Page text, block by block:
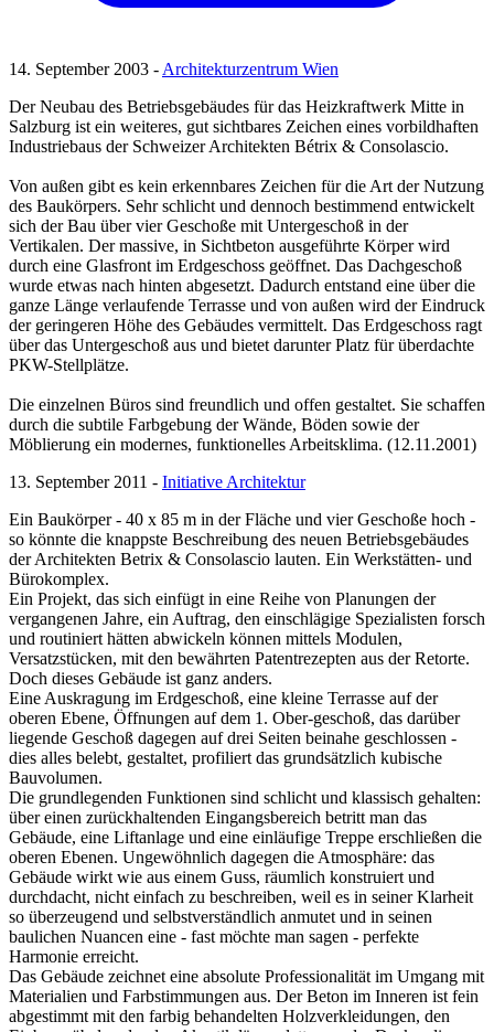
14. September 2003 -Architekturzentrum Wien
Der Neubau des Betriebsgebäudes für das Heizkraftwerk Mitte in
Salzburg ist ein weiteres, gut sichtbares Zeichen eines vorbildhaften
Industriebaus der Schweizer Architekten Bétrix & Consolascio.
Von außen gibt es kein erkennbares Zeichen für die Art der Nutzung
des Baukörpers. Sehr schlicht und dennoch bestimmend entwickelt
sich der Bau über vier Geschoße mit Untergeschoß in der
Vertikalen. Der massive, in Sichtbeton ausgeführte Körper wird
durch eine Glasfront im Erdgeschoss geöffnet. Das Dachgeschoß
wurde etwas nach hinten abgesetzt. Dadurch entstand eine über die
ganze Länge verlaufende Terrasse und von außen wird der Eindruck
der geringeren Höhe des Gebäudes vermittelt. Das Erdgeschoss ragt
über das Untergeschoß aus und bietet darunter Platz für überdachte
PKW-Stellplätze.
Die einzelnen Büros sind freundlich und offen gestaltet. Sie schaffen
durch die subtile Farbgebung der Wände, Böden sowie der
Möblierung ein modernes, funktionelles Arbeitsklima. (12.11.2001)
13. September 2011 - Initiative Architektur
Ein Baukörper - 40 x 85 m in der Fläche und vier Geschoße hoch -
so könnte die knappste Beschreibung des neuen Betriebsgebäudes
der Architekten Betrix & Consolascio lauten. Ein Werkstätten- und
Bürokomplex.
Ein Projekt, das sich einfügt in eine Reihe von Planungen der
vergangenen Jahre, ein Auftrag, den einschlägige Spezialisten forsch
und routiniert hätten abwickeln können mittels Modulen,
Versatzstücken, mit den bewährten Patentrezepten aus der Retorte.
Doch dieses Gebäude ist ganz anders.
Eine Auskragung im Erdgeschoß, eine kleine Terrasse auf der
oberen Ebene, Öffnungen auf dem 1. Ober-geschoß, das darüber
liegende Geschoß dagegen auf drei Seiten beinahe geschlossen -
dies alles belebt, gestaltet, profiliert das grundsätzlich kubische
Bauvolumen.
Die grundlegenden Funktionen sind schlicht und klassisch gehalten:
über einen zurückhaltenden Eingangsbereich betritt man das
Gebäude, eine Liftanlage und eine einläufige Treppe erschließen die
oberen Ebenen. Ungewöhnlich dagegen die Atmosphäre: das
Gebäude wirkt wie aus einem Guss, räumlich konstruiert und
durchdacht, nicht einfach zu beschreiben, weil es in seiner Klarheit
so überzeugend und selbstverständlich anmutet und in seinen
baulichen Nuancen eine - fast möchte man sagen - perfekte
Harmonie erreicht.
Das Gebäude zeichnet eine absolute Professionalität im Umgang mit
Materialien und Farbstimmungen aus. Der Beton im Inneren ist fein
abgestimmt mit den farbig behandelten Holzverkleidungen, den